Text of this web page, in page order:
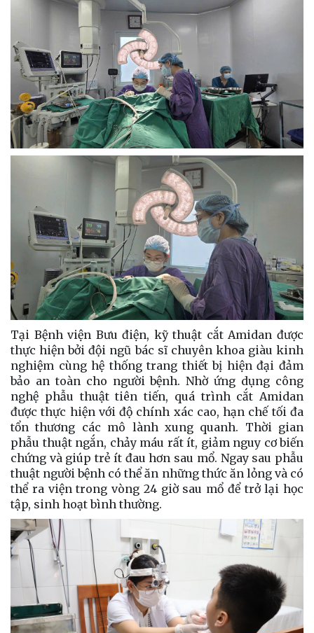
Tại Bệnh viện Bưu điện, kỹ thuật cắt Amidan được
thực hiện bởi đội ngũ bác sĩ chuyên khoa giàu kinh
nghiệm cùng hệ thống trang thiết bị hiện đại đảm
bảo an toàn cho người bệnh. Nhờ ứng dụng công
nghệ phẫu thuật tiên tiến, quá trình cắt Amidan
được thực hiện với độ chính xác cao, hạn chế tối đa
tổn thương các mô lành xung quanh. Thời gian
phẫu thuật ngắn, chảy máu rất ít, giảm nguy cơ biến
chứng và giúp trẻ ít đau hơn sau mổ. Ngay sau phẫu
thuật người bệnh có thể ăn những thức ăn lỏng và có
thể ra viện trong vòng 24 giờ sau mổ để trở lại học
tập, sinh hoạt bình thường.